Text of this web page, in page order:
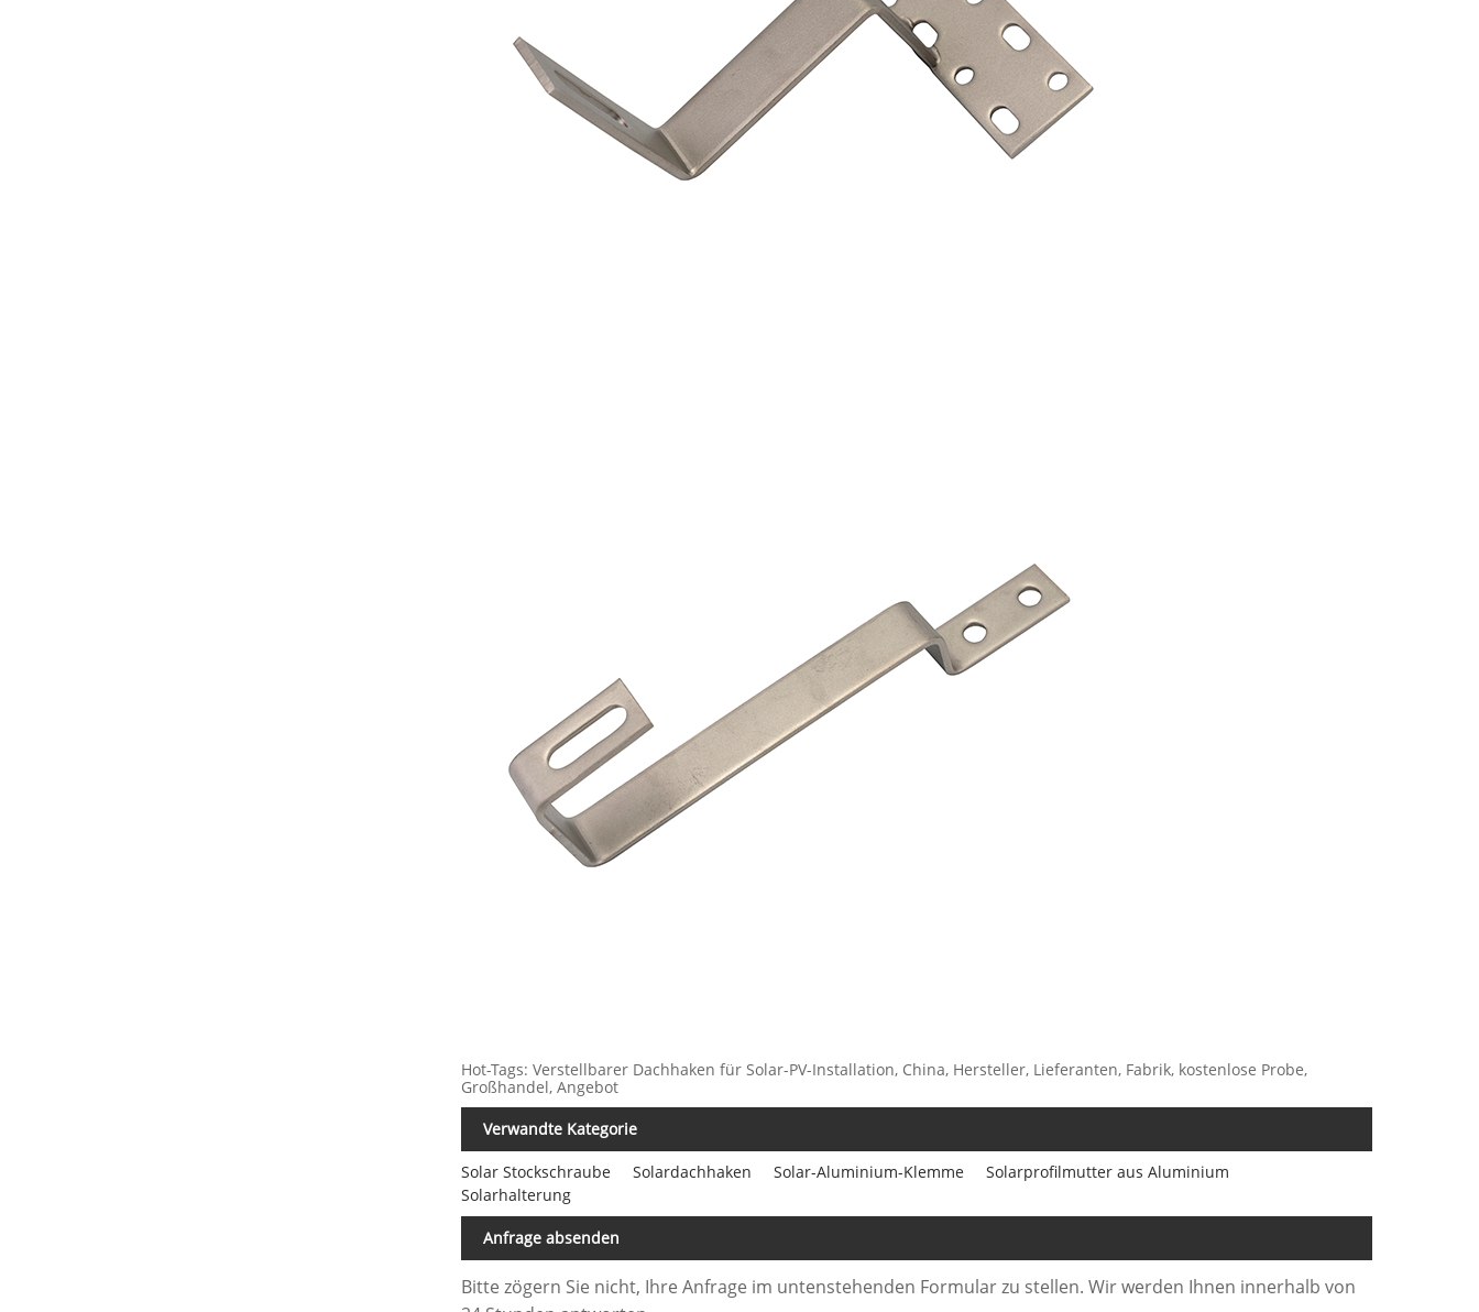
Hot-Tags: Verstellbarer Dachhaken für Solar-PV-Installation, China, Hersteller, Lieferanten, Fabrik, kostenlose Probe,
Großhandel, Angebot
Verwandte Kategorie
Solar Stockschraube Solardachhaken Solar-Aluminium-Klemme
Solarprofilmutter aus Aluminium
Solarhalterung
Anfrage absenden
Bitte zögern Sie nicht, Ihre Anfrage im untenstehenden Formular zu stellen. Wir werden Ihnen innerhalb von